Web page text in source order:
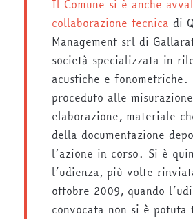
Il Comune si è anche
collaborazione tecnica di
Management srl di
società specializzata in
acustiche e fonometriche.
proceduto alle
elaborazione, materiale
della documentazione
l’azione in corso. Si è
l’udienza, più volte
ottobre 2009, quando
convocata non si è